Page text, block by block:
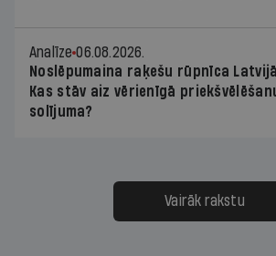
Analīze 06.08.2026.
Noslēpumaina raķešu rūpnīca
Kas stāv aiz vērienīgā
solījuma?
Vairāk rakstu